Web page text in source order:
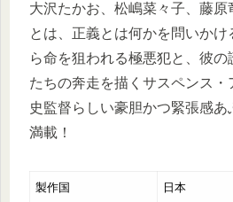
大沢たかお、松嶋菜々子、藤原
とは、正義とは何かを問いか
ら命を狙われる極悪犯と、彼
たちの奔走を描くサスペンス
史監督らしい豪胆かつ緊張感
満載！
製作国 日